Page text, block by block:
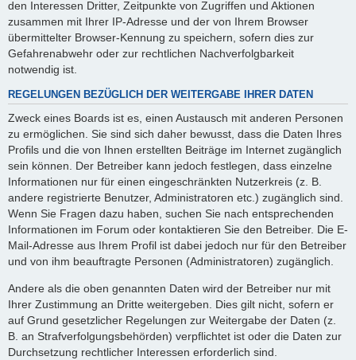
den Interessen Dritter, Zeitpunkte von Zugriffen und Aktionen
zusammen mit Ihrer IP-Adresse und der von Ihrem Browser
übermittelter Browser-Kennung zu speichern, sofern dies zur
Gefahrenabwehr oder zur rechtlichen Nachverfolgbarkeit
notwendig ist.
REGELUNGEN BEZÜGLICH DER WEITERGABE IHRER DATEN
Zweck eines Boards ist es, einen Austausch mit anderen Personen
zu ermöglichen. Sie sind sich daher bewusst, dass die Daten Ihres
Profils und die von Ihnen erstellten Beiträge im Internet zugänglich
sein können. Der Betreiber kann jedoch festlegen, dass einzelne
Informationen nur für einen eingeschränkten Nutzerkreis (z. B.
andere registrierte Benutzer, Administratoren etc.) zugänglich sind.
Wenn Sie Fragen dazu haben, suchen Sie nach entsprechenden
Informationen im Forum oder kontaktieren Sie den Betreiber. Die E-
Mail-Adresse aus Ihrem Profil ist dabei jedoch nur für den Betreiber
und von ihm beauftragte Personen (Administratoren) zugänglich.
Andere als die oben genannten Daten wird der Betreiber nur mit
Ihrer Zustimmung an Dritte weitergeben. Dies gilt nicht, sofern er
auf Grund gesetzlicher Regelungen zur Weitergabe der Daten (z.
B. an Strafverfolgungsbehörden) verpflichtet ist oder die Daten zur
Durchsetzung rechtlicher Interessen erforderlich sind.